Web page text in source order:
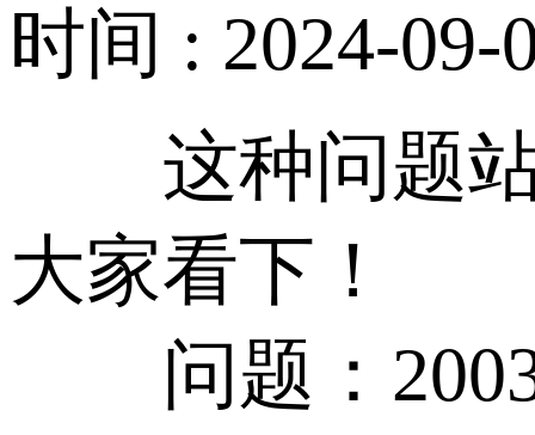
时间 : 2024-09-
这种问题站
大家看下！
问题：2003